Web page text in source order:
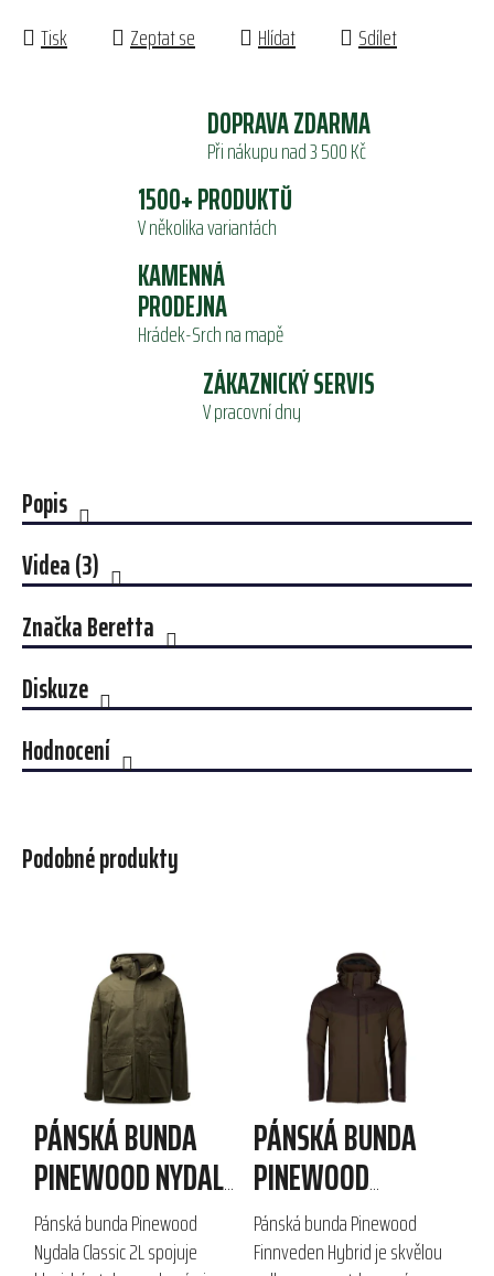
Tisk Zeptat se Hlídat Sdílet
DOPRAVA ZDARMA
Při nákupu nad 3 500 Kč
1500+ PRODUKTŮ
V několika variantách
KAMENNÁ
PRODEJNA
Hrádek-Srch na mapě
ZÁKAZNICKÝ SERVIS
V pracovní dny
Popis
Videa (3)
ZnačkaBeretta
Diskuze
Hodnocení
Podobné produkty
PÁNSKÁ BUNDA
PINEWOOD NYDALA
CLASSIC 2L
Pánská bunda Pinewood
Nydala Classic 2L spojuje
PÁNSKÁ BUNDA
PINEWOOD
FINNVEDEN HYBRID
Pánská bunda Pinewood
Finnveden Hybrid je skvělou